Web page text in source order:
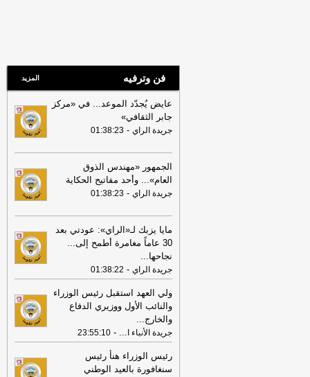
فن وترفيه المزيد
عايض يُجدّد الموعد... في «مركز
جابر الثقافي»
جريدة الراي -
01:38:23
الجمهور «مهندس الذوق
العام»... وأحد مفاتيح الحكاية
جريدة الراي -
01:38:23
مايا يزبك لـ«الراي»: عودتي بعد
30 عاماً مغامرة أطمح إلى...
نجاحها...
جريدة الراي -
01:38:22
ولي العهد استقبل رئيس الوزراء
والنائب الأول ووزيري الدفاع
والخارج...
جريدة الأنباء ا ...
-
23:55:10
رئيس الوزراء هنأ رئيس
سنغافورة بالعيد الوطني